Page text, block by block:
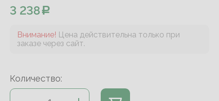
3 238
Внимание! Цена действительна только при
заказе через сайт.
Количество: